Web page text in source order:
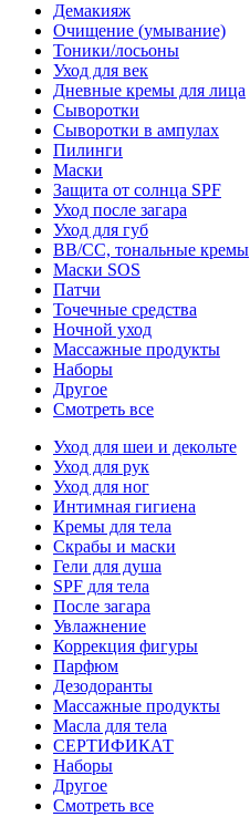
Демакияж
Очищение (умывание)
Тоники/лосьоны
Уход для век
Дневные кремы для лица
Сыворотки
Сыворотки в ампулах
Пилинги
Маски
Защита от солнца SPF
Уход после загара
Уход для губ
BB/CC, тональные кремы
Маски SOS
Патчи
Точечные средства
Ночной уход
Массажные продукты
Наборы
Другое
Смотреть все
Уход для шеи и декольте
Уход для рук
Уход для ног
Интимная гигиена
Кремы для тела
Скрабы и маски
Гели для душа
SPF для тела
После загара
Увлажнение
Коррекция фигуры
Парфюм
Дезодоранты
Массажные продукты
Масла для тела
СЕРТИФИКАТ
Наборы
Другое
Смотреть все